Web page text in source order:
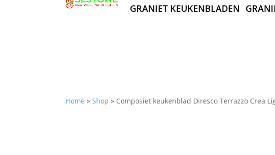
GRANIET KEUKENBLADEN
Home »Shop » Composiet keukenblad Diresco Terrazzo Crea